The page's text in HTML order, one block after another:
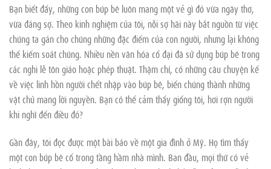
Bạn biết đấy, những con búp bê luôn mang một vẻ gì đó vừa ngây thơ,
vừa đáng sợ. Theo kinh nghiệm của tôi, nỗi sợ hãi này bắt nguồn từ việc
chúng ta gán cho chúng những đặc điểm của con người, nhưng lại không
thể kiểm soát chúng. Nhiều nền văn hóa cổ đại đã sử dụng búp bê trong
các nghi lễ tôn giáo hoặc phép thuật. Thậm chí, có những câu chuyện kể
về việc linh hồn người chết nhập vào búp bê, biến chúng thành những
vật chủ mang lời nguyền. Bạn có thể cảm thấy giống tôi, hơi rợn người
khi nghĩ đến điều đó?
Gần đây, tôi đọc được một bài báo về một gia đình ở Mỹ. Họ tìm thấy
một con búp bê cổ trong tầng hầm nhà mình. Ban đầu, mọi thứ có vẻ